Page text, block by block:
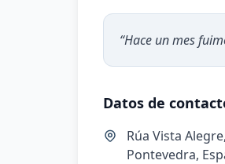
“Hace un mes
Datos de
Rúa Vista
Pontevedra,